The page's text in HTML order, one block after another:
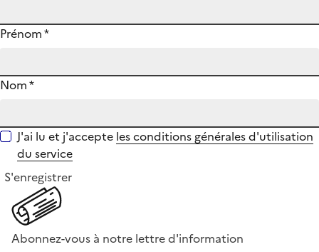
Prénom*
Nom*
J'ai lu et j'accepte les conditions générales d'utilisation
du service
S'enregistrer
Abonnez-vous à notre lettre d'information